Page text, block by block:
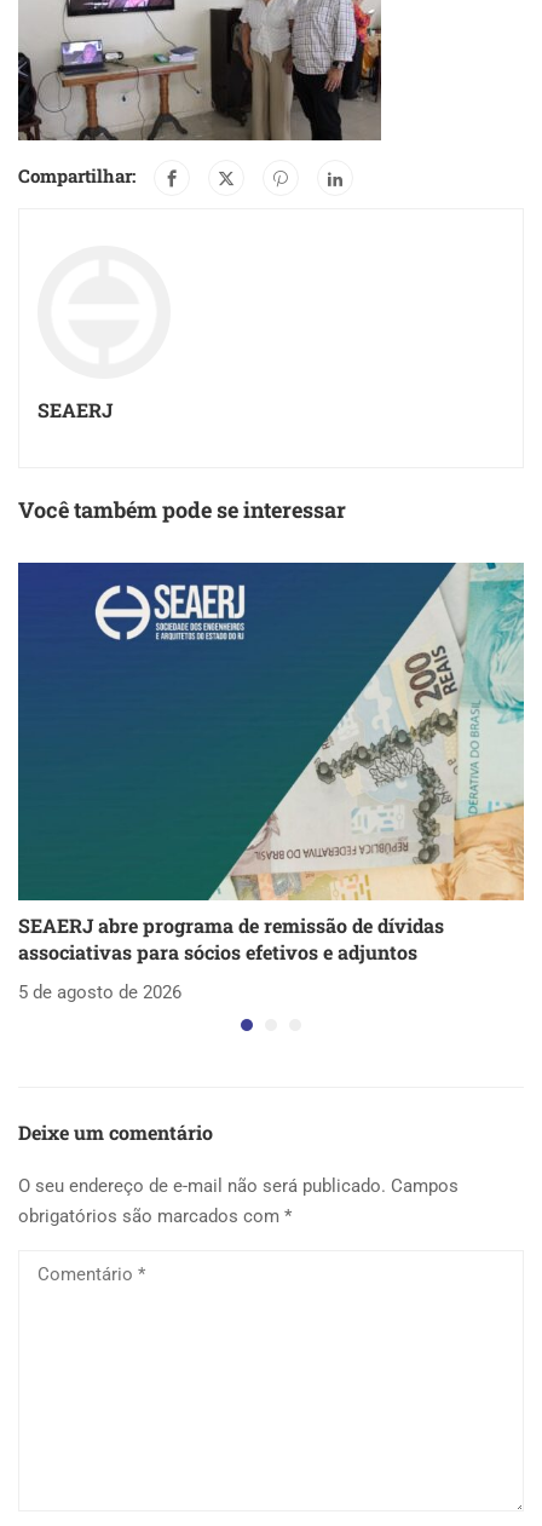
Compartilhar:
SEAERJ
Você também pode se interessar
SEAERJ abre programa de remissão de dívidas
associativas para sócios efetivos e adjuntos
5 de agosto de 2026
Deixe um comentário
O seu endereço de e-mail não será publicado. Campos
obrigatórios são marcados com *